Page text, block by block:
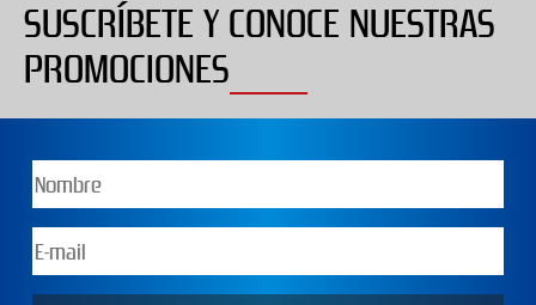
SUSCRÍBETE Y CONOCE NUESTRAS
PROMOCIONES